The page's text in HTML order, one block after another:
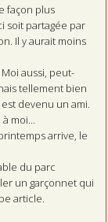
façon plus
soit partagée par
Il y aurait moins
aussi, peut-
tellement bien
devenu un ami.
à moi…
arrive, le
du parc
un garçonnet qui
article.